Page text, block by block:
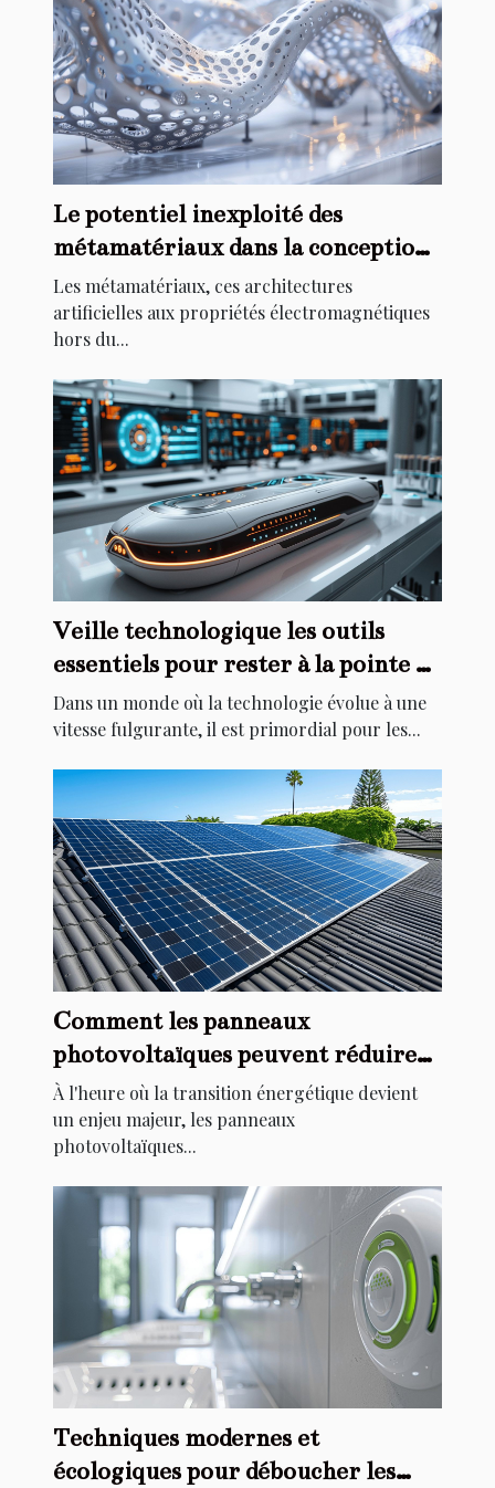
Le potentiel inexploité des
métamatériaux dans la conception
des appareils de demain
Les métamatériaux, ces architectures
artificielles aux propriétés électromagnétiques
hors du...
Veille technologique les outils
essentiels pour rester à la pointe de
l'innovation
Dans un monde où la technologie évolue à une
vitesse fulgurante, il est primordial pour les...
Comment les panneaux
photovoltaïques peuvent réduire
vos factures d'énergie
À l'heure où la transition énergétique devient
un enjeu majeur, les panneaux
photovoltaïques...
Techniques modernes et
écologiques pour déboucher les